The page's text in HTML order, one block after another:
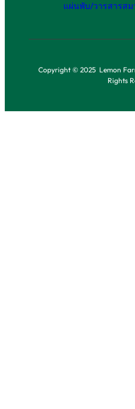
แผ่นพับ/วารสารส
Copyright © 2025 Lemon
Rights